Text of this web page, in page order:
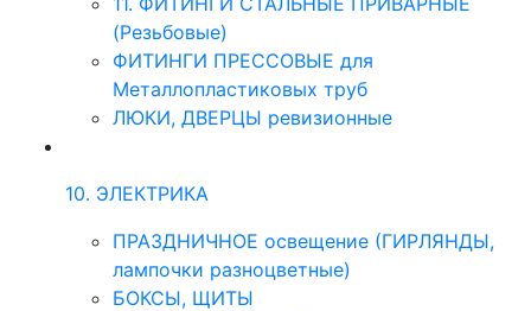
(Резьбовые)
ФИТИНГИ ПРЕССОВЫЕ для
Металлопластиковых труб
ЛЮКИ, ДВЕРЦЫ ревизионные
10. ЭЛЕКТРИКА
ПРАЗДНИЧНОЕ освещение (ГИРЛЯНДЫ,
лампочки разноцветные)
БОКСЫ, ЩИТЫ